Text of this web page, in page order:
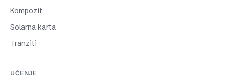
Kompozit
Solarna karta
Tranziti
UČENJE